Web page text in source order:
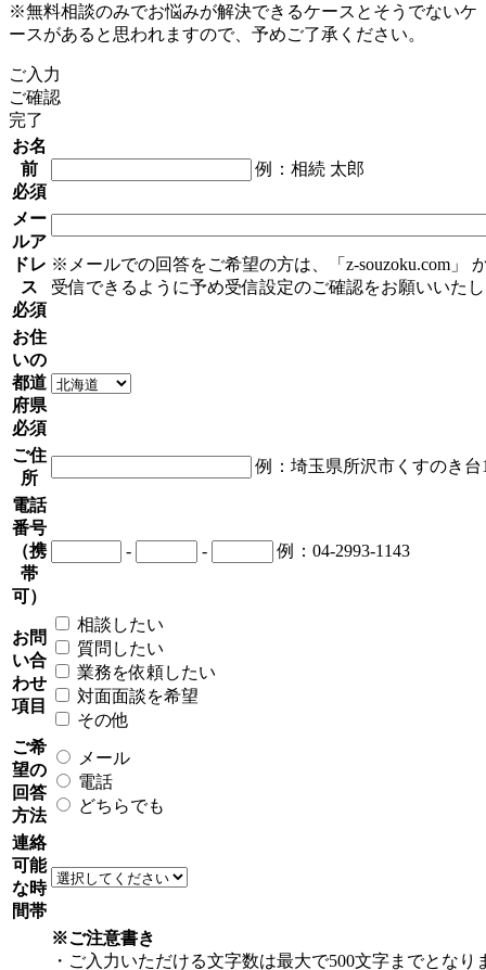
※無料相談のみでお悩みが解決できるケースとそうでないケ
ースがあると思われますので、予めご了承ください。
ご入力
ご確認
完了
お名
前
必須
例：相続 太郎
メー
ルア
ドレ
ス
必須
※メールでの回答をご希望の方は、「z-souzoku.com」
受信できるように予め受信設定のご確認をお願いいた
お住
いの
都道
府県
必須
ご住
所
例：埼玉県所沢市くすのき台
電話
番号
（携
帯
可）
- - 例：04-2993-1143
お問
い合
わせ
項目
相談したい
質問したい
業務を依頼したい
対面面談を希望
その他
ご希
望の
回答
方法
メール
電話
どちらでも
連絡
可能
な時
間帯
※ご注意書き
・ご入力いただける文字数は最大で500文字までとなり